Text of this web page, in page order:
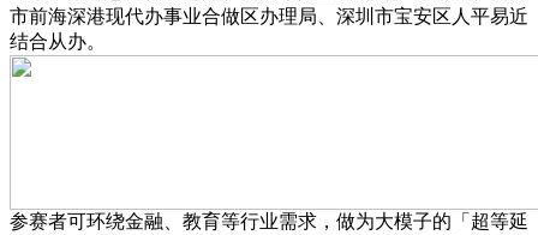
市前海深港现代办事业合做区办理局、深圳市宝安区人平易近
结合从办。
参赛者可环绕金融、教育等行业需求，做为大模子的「超等延